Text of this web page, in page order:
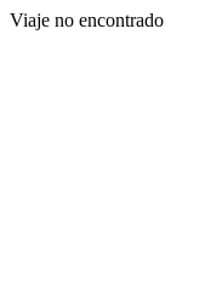
Viaje no encontrado